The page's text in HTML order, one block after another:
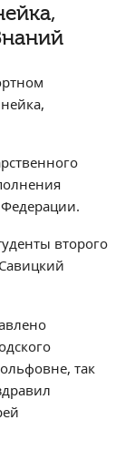
ДДТТ
Федерации.
второго
так